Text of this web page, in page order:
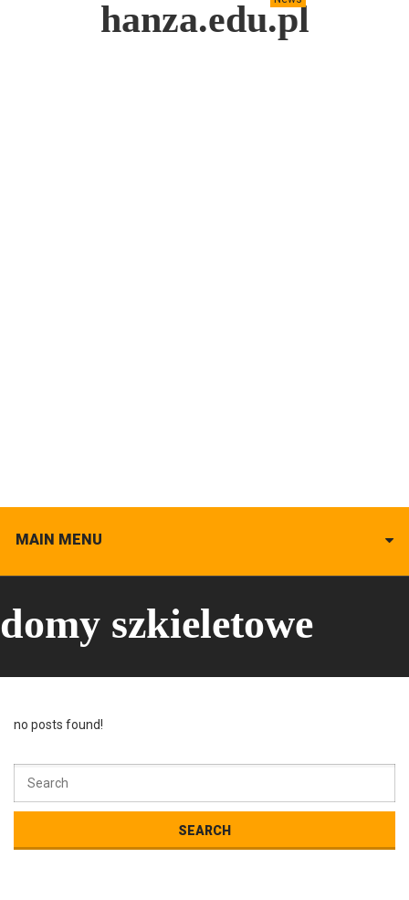
hanza.edu.pl
MAIN MENU
domy szkieletowe
no posts found!